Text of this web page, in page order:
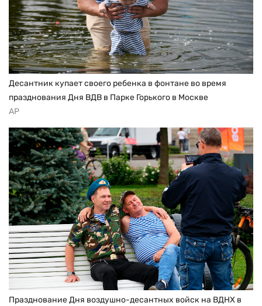
Десантник купает своего ребенка в фонтане во время
празднования Дня ВДВ в Парке Горького в Москве
AP
Празднование Дня воздушно-десантных войск на ВДНХ в